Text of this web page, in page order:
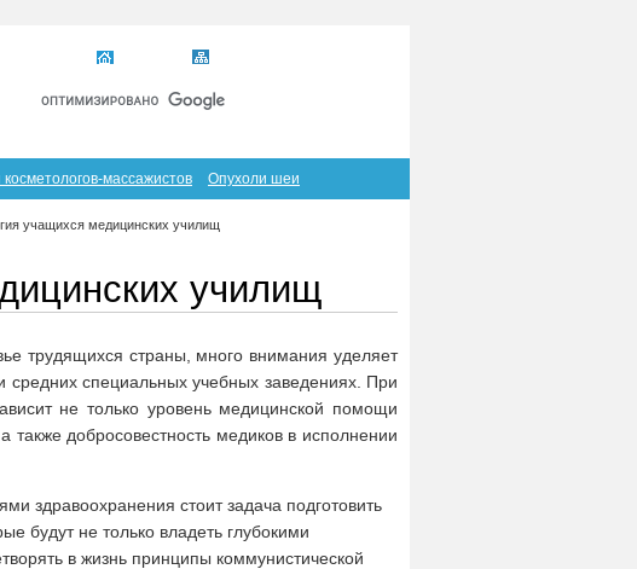
массажистов Опухоли шеи
учащихся медицинских училищ
училищ
трудящихся страны, много внимания уделяет
средних специальных учебных заведениях. При
не только уровень медицинской помощи
также добросовестность медиков в исполнении
здравоохранения стоит задача подготовить
будут не только владеть глубокими
в жизнь принципы коммунистической